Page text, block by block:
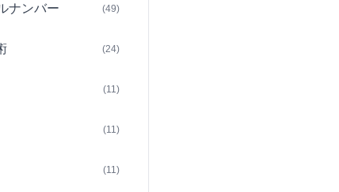
ナンバー (49)
(24)
(11)
(11)
(11)